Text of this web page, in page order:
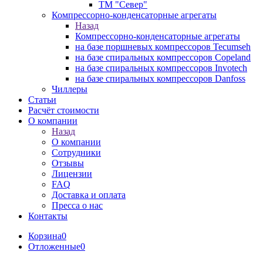
ТМ "Север"
Компрессорно-конденсаторные агрегаты
Назад
Компрессорно-конденсаторные агрегаты
на базе поршневых компрессоров Tecumseh
на базе спиральных компрессоров Copeland
на базе спиральных компрессоров Invotech
на базе спиральных компрессоров Danfoss
Чиллеры
Статьи
Расчёт стоимости
О компании
Назад
О компании
Сотрудники
Отзывы
Лицензии
FAQ
Доставка и оплата
Пресса о нас
Контакты
Корзина0
Отложенные0